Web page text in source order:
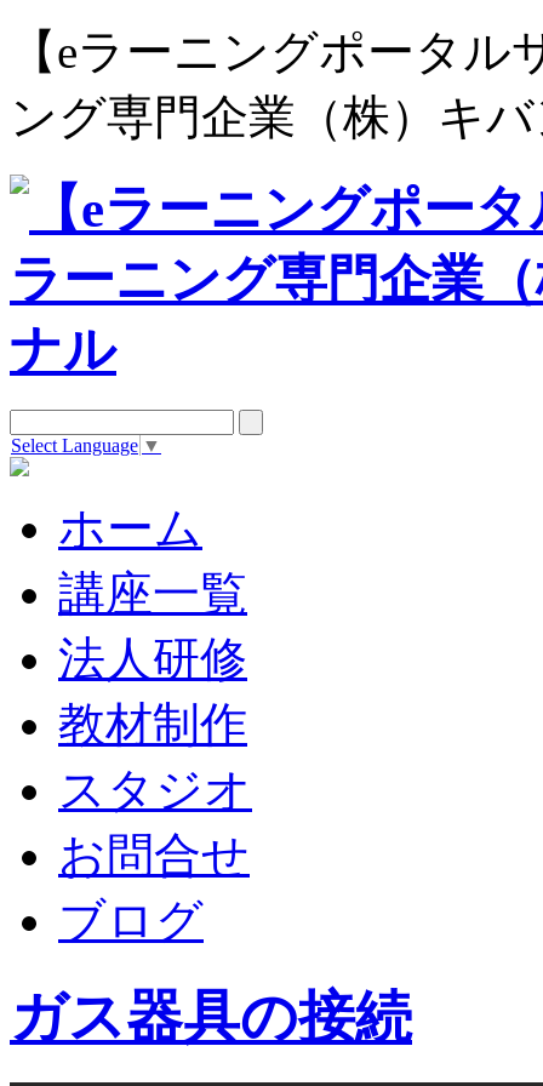
【eラーニングポータル
ング専門企業（株）キ
Select Language ▼
ホーム
講座一覧
法人研修
教材制作
スタジオ
お問合せ
ブログ
ガス器具の接続